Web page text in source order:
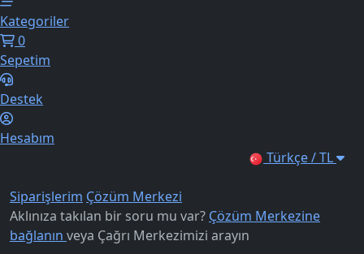
Kategoriler
0
Sepetim
Destek
Hesabım
Türkçe / TL
Siparişlerim Çözüm Merkezi
Aklınıza takılan bir soru mu var? Çözüm Merkezine
bağlanın veya Çağrı Merkezimizi arayın